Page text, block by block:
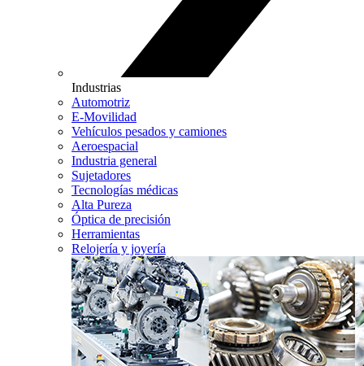
Industrias
Automotriz
E-Movilidad
Vehículos pesados y camiones
Aeroespacial
Industria general
Sujetadores
Tecnologías médicas
Alta Pureza
Óptica de precisión
Herramientas
Relojería y joyería